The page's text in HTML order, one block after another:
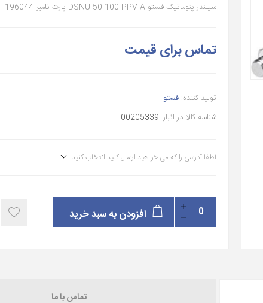
سیلندر پنوماتیک فستو DSNU-50-100-PPV-A پارت نامبر 196044
تماس برای قیمت
تولید کننده: فستو
شناسه کالا در انبار: 00205339
لطفا آدرسی را که می خواهید ارسال کنید انتخاب کنید
افزودن به سبد خرید
تماس با ما